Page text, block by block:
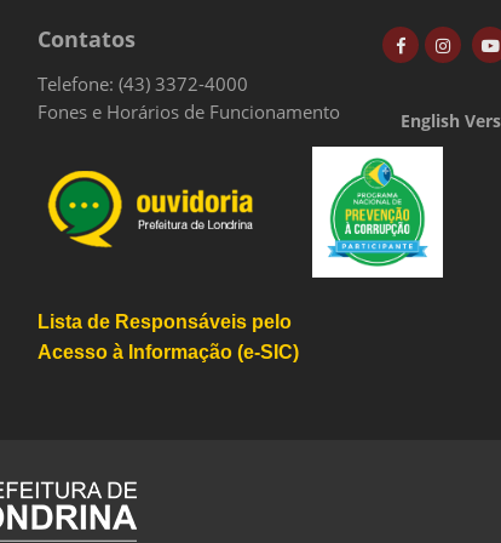
Contatos
Telefone: (43) 3372-4000
Fones e Horários de Funcionamento
Lista de Responsáveis pelo
Acesso à Informação (e-SIC)
English